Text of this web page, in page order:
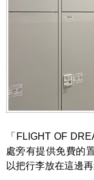
「FLIGHT OF
處旁有提供免費的
以把行李放在這邊再